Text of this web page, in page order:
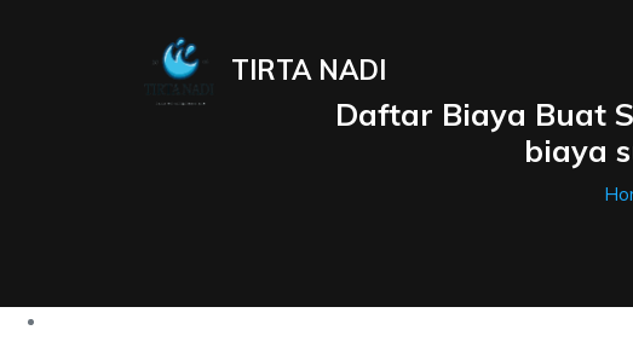
TIRTA NADI
Daftar Biaya Buat
biaya